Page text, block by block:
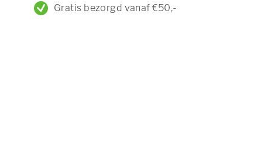
Gratis bezorgd vanaf €50,-